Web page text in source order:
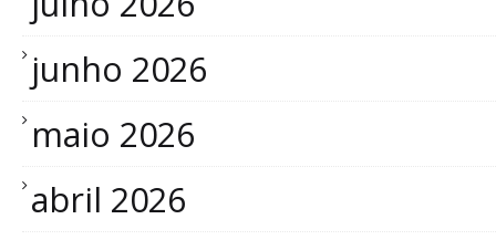
junho 2026
maio 2026
abril 2026